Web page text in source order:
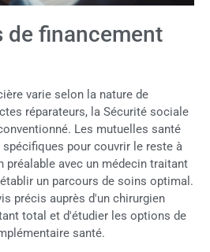
de financement
varie selon la nature de
réparateurs, la Sécurité sociale
Les mutuelles santé
pour couvrir le reste à
préalable avec un médecin traitant
un parcours de soins optimal.
précis auprès d'un chirurgien
total et d'étudier les options de
santé.